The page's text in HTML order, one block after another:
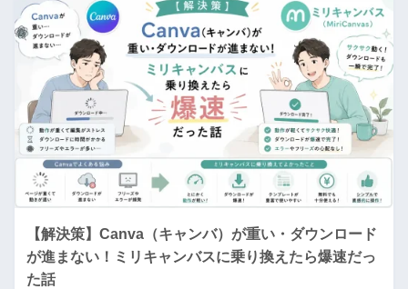
【解決策】Canva（キャンバ）が重い・ダウンロード
が進まない！ミリキャンバスに乗り換えたら爆速だっ
た話